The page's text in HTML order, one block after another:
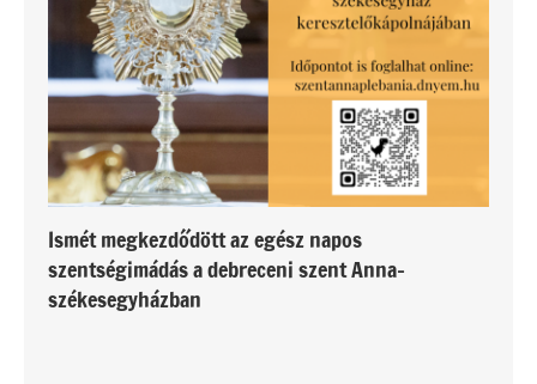
Ismét megkezdődött az egész napos
szentségimádás a debreceni szent Anna-
székesegyházban